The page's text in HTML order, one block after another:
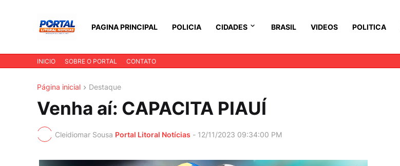
PAGINA PRINCIPAL POLICIA CIDADES BRASIL VIDEOS POLITICA
INICIO SOBRE O PORTAL CONTATO
Página inicial Destaque
Venha aí: CAPACITA PIAUÍ
Cleidiomar Sousa Portal Litoral Notícias - 12/11/2023 09:34:00 PM